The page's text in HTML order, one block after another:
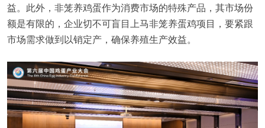
益。此外，非笼养鸡蛋作为消费市场的特殊产品，其市场份
额是有限的，企业切不可盲目上马非笼养蛋鸡项目，要紧跟
市场需求做到以销定产，确保养殖生产效益。